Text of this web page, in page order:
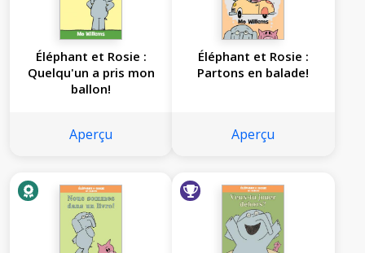
Éléphant et Rosie :
Quelqu'un a pris mon
ballon!
Aperçu
Éléphant et Rosie :
Partons en balade!
Aperçu